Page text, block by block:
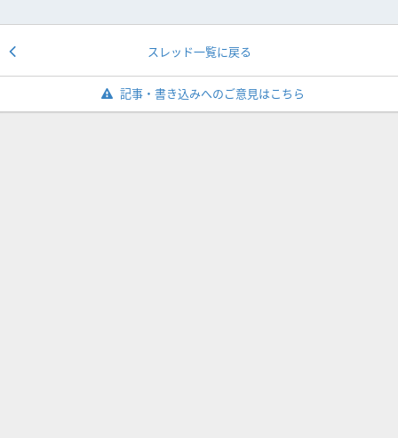
スレッド一覧に戻る
記事・書き込みへのご意見はこちら